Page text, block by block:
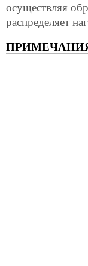
осуществляя
распределяет